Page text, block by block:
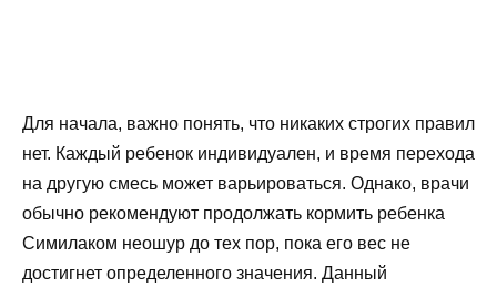
Для начала, важно понять, что никаких строгих правил
нет. Каждый ребенок индивидуален, и время перехода
на другую смесь может варьироваться. Однако, врачи
обычно рекомендуют продолжать кормить ребенка
Симилаком неошур до тех пор, пока его вес не
достигнет определенного значения. Данный